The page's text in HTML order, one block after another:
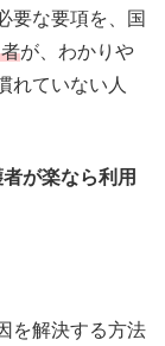
要な要項を、国
が、わかりや
れていない人
が楽なら利用
を解決する方法